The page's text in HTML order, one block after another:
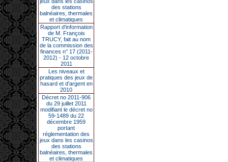
des stations
balnéaires, thermales
et climatiques
Rapport d'information
de M. François
TRUCY, fait au nom
de la commission des
finances n° 17 (2011-
2012) - 12 octobre
2011
Les niveaux et
pratiques des jeux de
hasard et d’argent en
2010
Décret no 2011-906
du 29 juillet 2011
modifiant le décret no
59-1489 du 22
décembre 1959
portant
réglementation des
jeux dans les casinos
des stations
balnéaires, thermales
et climatiques